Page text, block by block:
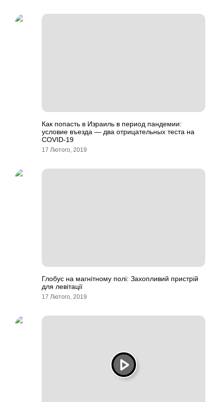
Как попасть в Израиль в период пандемии:
условие въезда — два отрицательных теста на
COVID-19
17 Лютого, 2019
Глобус на магнітному полі: Захопливий пристрій
для левітації
17 Лютого, 2019